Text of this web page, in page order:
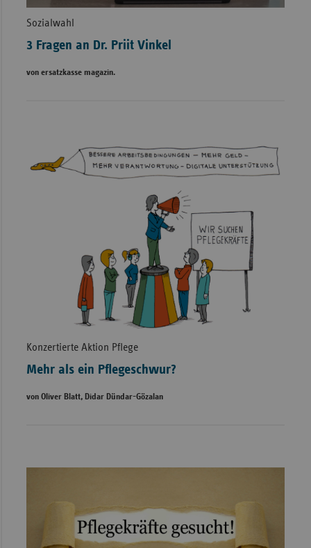
Sozialwahl
3 Fragen an Dr. Priit Vinkel
von ersatzkasse magazin.
Konzertierte Aktion Pflege
Mehr als ein Pflegeschwur?
von Oliver Blatt, Didar Dündar-Gözalan